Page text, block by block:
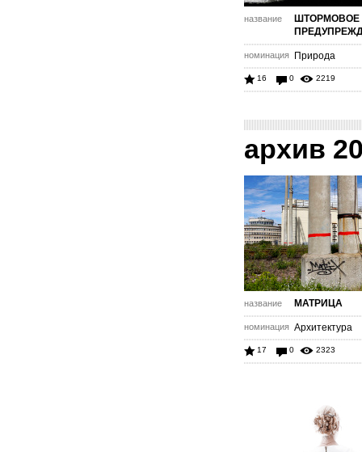
название
ШТОРМОВОЕ
номинация Природа
16 0 2219
архив
название МАТРИЦА
номинация Архитектура
17 0 2323